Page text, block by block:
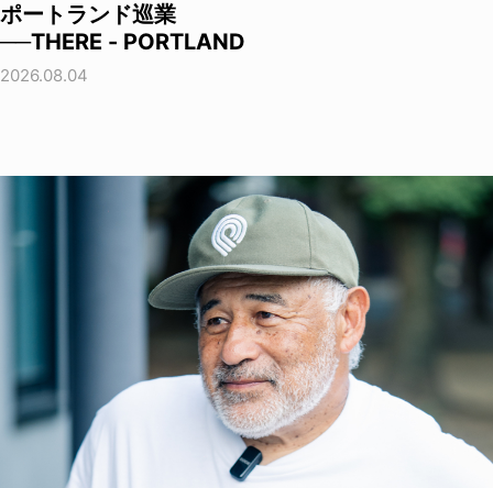
ポートランド巡業
──THERE - PORTLAND
2026.08.04